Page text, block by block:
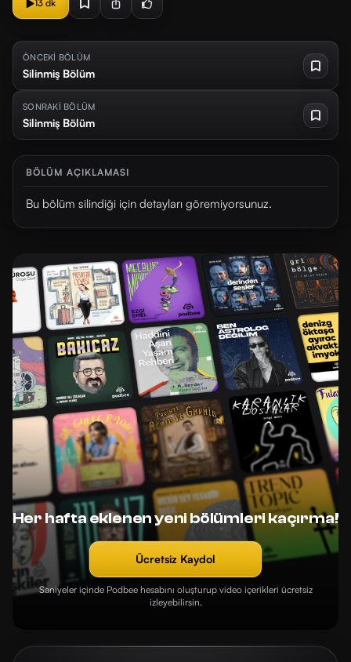
13 dk
ÖNCEKİ BÖLÜM
Silinmiş Bölüm
SONRAKİ BÖLÜM
Silinmiş Bölüm
BÖLÜM AÇIKLAMASI
Bu bölüm silindiği için detayları göremiyorsunuz.
Her hafta eklenen yeni bölümleri kaçırma!
Ücretsiz Kaydol
Saniyeler içinde Podbee hesabını oluşturup video içerikleri ücretsiz
izleyebilirsin.